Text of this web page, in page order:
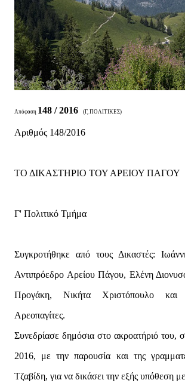
Απόφαση 148 / 2016 (Γ, ΠΟΛΙΤΙΚΕΣ)
Αριθμός 148/2016
ΤΟ ΔΙΚΑΣΤΗΡΙΟ ΤΟΥ ΑΡΕΙΟΥ ΠΑΓΟΥ
Γ' Πολιτικό Τμήμα
Συγκροτήθηκε από τους Δικαστές:
Αντιπρόεδρο Αρείου Πάγου, Ελένη
Προγάκη, Νικήτα Χριστόπουλο και
Αρεοπαγίτες.
Συνεδρίασε δημόσια στο ακροατήριό του,
2016, με την παρουσία και της
Τζαβίδη, για να δικάσει την εξής υπόθεση